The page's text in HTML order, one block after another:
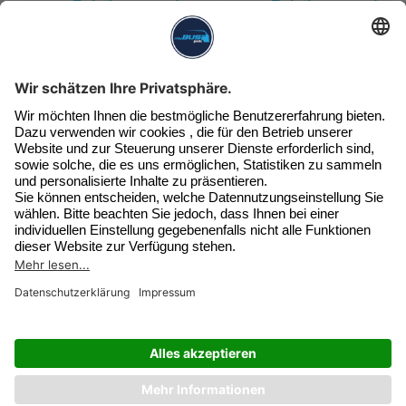
Details Details
Unser Newsletter
Exklusive Angebote & Infos
Jetzt beim Newsletter anmelden
SERVICE HOTLINE
SHOP SERVICE
INFORMATIONEN